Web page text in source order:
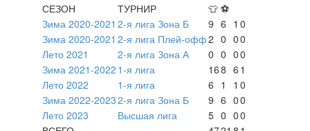
СЕЗОН
ТУРНИР 👕 ⚽
Зима 2020-2021 2-я лига Зона Б 9 6 1 0
Зима 2020-2021 2-я лига Плей-офф2 0 00
Лето 2021
2-я лига Зона А 0 0 00
Зима 2021-2022 1-я лига 168 6 1
Лето 2022
1-я лига 6 1 1 0
Зима 2022-20232-я лига Зона Б 9 6 00
Лето 2023
Высшая лига 5 0 00